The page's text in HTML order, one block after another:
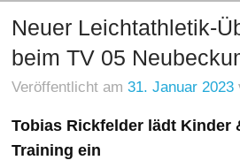
Neuer Leichtathletik-
beim TV 05
Veröffentlicht am31. Januar 2023
Tobias Rickfelder lädt Kinder
Training ein